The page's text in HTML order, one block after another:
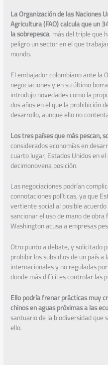
La Organización de las Naciones
Agricultura (FAO) calcula que un
la sobrepesca, más del triple que
peligro un sector en el que
mundo.
El embajador colombiano ante la
negociaciones y en su último
introdujo novedades como la
dos años en el que la prohibición
desarrollo, aunque ello no
Los tres países que más pescan,
considerados economías en
cuarto lugar, Estados Unidos en
decimonovena posición.
Las negociaciones podrían
connotaciones políticas, ya que
vertiente social al posible
sancionar el uso de mano de
Washington acusa a empresas
Otro punto a debate, y solicitado
prohibir los subsidios de un país
internacionales y no reguladas
donde más difícil es controlar las
Ello podría frenar prácticas muy
chinos en aguas próximas a las
santuario de la biodiversidad
ello.